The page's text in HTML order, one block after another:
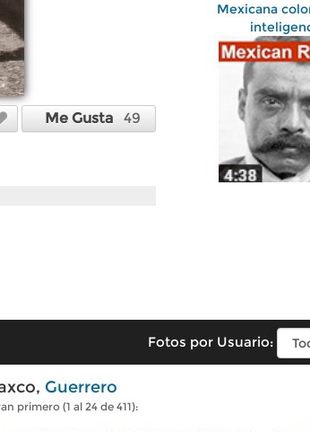
Me Gusta 49
Mexicana
Fotos por Usuario:
Guerrero
primero (1 al 24 de 411):